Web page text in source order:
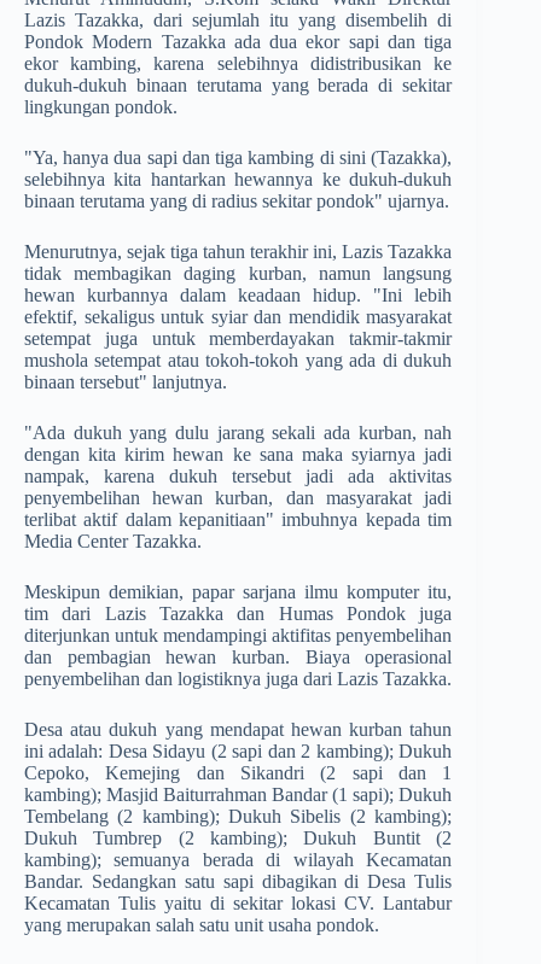
Lazis Tazakka, dari sejumlah itu yang disembelih di
Pondok Modern Tazakka ada dua ekor sapi dan tiga
ekor kambing, karena selebihnya didistribusikan ke
dukuh-dukuh binaan terutama yang berada di sekitar
lingkungan pondok.
"Ya, hanya dua sapi dan tiga kambing di sini (Tazakka),
selebihnya kita hantarkan hewannya ke dukuh-dukuh
binaan terutama yang di radius sekitar pondok" ujarnya.
Menurutnya, sejak tiga tahun terakhir ini, Lazis Tazakka
tidak membagikan daging kurban, namun langsung
hewan kurbannya dalam keadaan hidup. "Ini lebih
efektif, sekaligus untuk syiar dan mendidik masyarakat
setempat juga untuk memberdayakan takmir-takmir
mushola setempat atau tokoh-tokoh yang ada di dukuh
binaan tersebut" lanjutnya.
"Ada dukuh yang dulu jarang sekali ada kurban, nah
dengan kita kirim hewan ke sana maka syiarnya jadi
nampak, karena dukuh tersebut jadi ada aktivitas
penyembelihan hewan kurban, dan masyarakat jadi
terlibat aktif dalam kepanitiaan" imbuhnya kepada tim
Media Center Tazakka.
Meskipun demikian, papar sarjana ilmu komputer itu,
tim dari Lazis Tazakka dan Humas Pondok juga
diterjunkan untuk mendampingi aktifitas penyembelihan
dan pembagian hewan kurban. Biaya operasional
penyembelihan dan logistiknya juga dari Lazis Tazakka.
Desa atau dukuh yang mendapat hewan kurban tahun
ini adalah: Desa Sidayu (2 sapi dan 2 kambing); Dukuh
Cepoko, Kemejing dan Sikandri (2 sapi dan 1
kambing); Masjid Baiturrahman Bandar (1 sapi); Dukuh
Tembelang (2 kambing); Dukuh Sibelis (2 kambing);
Dukuh Tumbrep (2 kambing); Dukuh Buntit (2
kambing); semuanya berada di wilayah Kecamatan
Bandar. Sedangkan satu sapi dibagikan di Desa Tulis
Kecamatan Tulis yaitu di sekitar lokasi CV. Lantabur
yang merupakan salah satu unit usaha pondok.